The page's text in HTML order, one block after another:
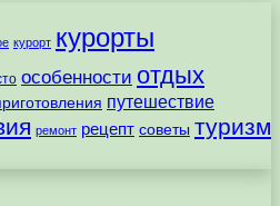
курорт курорты
особенности отдых
путешествие
ремонт рецепт советы туризм